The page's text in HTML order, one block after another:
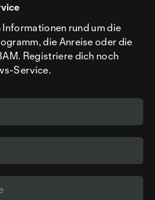
rund um die
die Anreise oder die
Registriere dich noch
Service.